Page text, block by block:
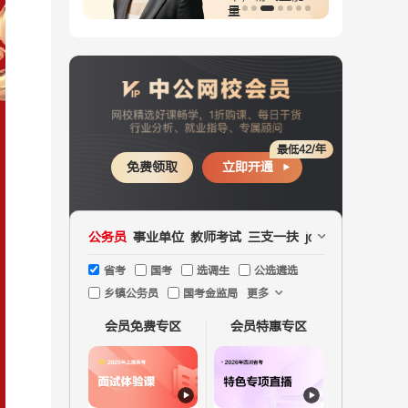
强
免费领取 立即开通
最低42/年
公务员 事业单位 教师考试 三支一扶 jd文职
省考 国考 选调生
公选遴选
乡镇公务员
国考金监局 更多
会员免费专区 会员特惠专区